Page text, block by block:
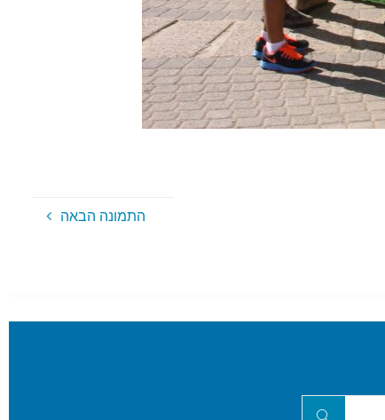
התמונה הבאה